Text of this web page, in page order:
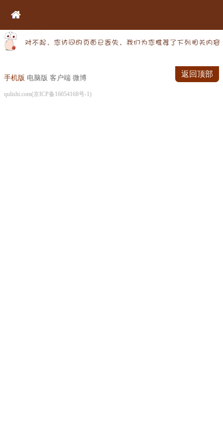
手机版 电脑版 客户端 微博
qulishi.com(京ICP备16054168号-1)
返回顶部